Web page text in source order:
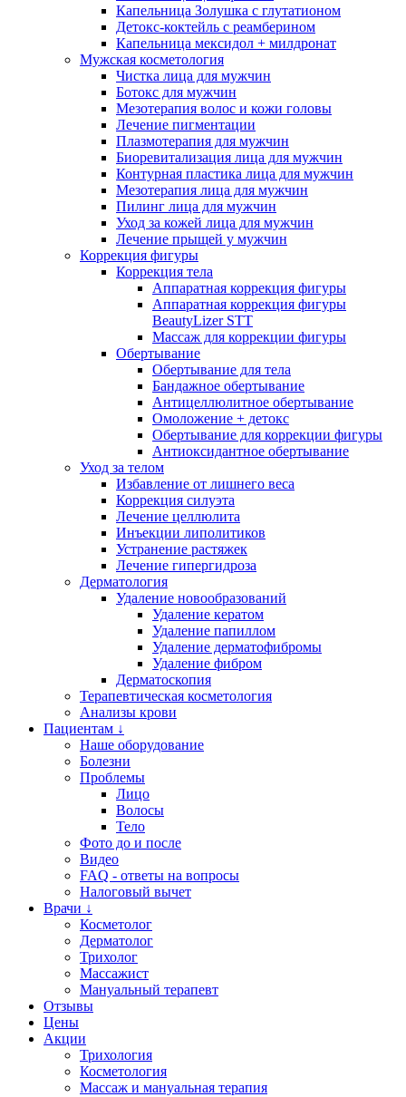
Капельница Золушка с глутатионом
Детокс-коктейль с реамберином
Капельница мексидол + милдронат
Мужская косметология
Чистка лица для мужчин
Ботокс для мужчин
Мезотерапия волос и кожи головы
Лечение пигментации
Плазмотерапия для мужчин
Биоревитализация лица для мужчин
Контурная пластика лица для мужчин
Мезотерапия лица для мужчин
Пилинг лица для мужчин
Уход за кожей лица для мужчин
Лечение прыщей у мужчин
Коррекция фигуры
Коррекция тела
Аппаратная коррекция фигуры
Аппаратная коррекция фигуры
BeautyLizer STT
Массаж для коррекции фигуры
Обертывание
Обертывание для тела
Бандажное обертывание
Антицеллюлитное обертывание
Омоложение + детокс
Обертывание для коррекции фигуры
Антиоксидантное обертывание
Уход за телом
Избавление от лишнего веса
Коррекция силуэта
Лечение целлюлита
Инъекции липолитиков
Устранение растяжек
Лечение гипергидроза
Дерматология
Удаление новообразований
Удаление кератом
Удаление папиллом
Удаление дерматофибромы
Удаление фибром
Дерматоскопия
Терапевтическая косметология
Анализы крови
Пациентам ↓
Наше оборудование
Болезни
Проблемы
Лицо
Волосы
Тело
Фото до и после
Видео
FAQ - ответы на вопросы
Налоговый вычет
Врачи ↓
Косметолог
Дерматолог
Трихолог
Массажист
Мануальный терапевт
Отзывы
Цены
Акции
Трихология
Косметология
Массаж и мануальная терапия